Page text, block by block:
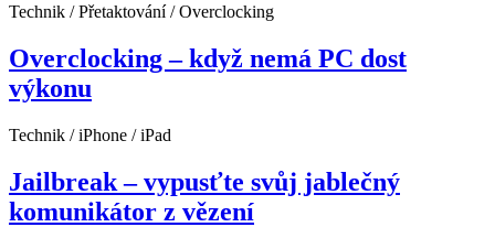
Technik / Přetaktování / Overclocking
Overclocking – když nemá PC dost
výkonu
Technik / iPhone / iPad
Jailbreak – vypusťte svůj jablečný
komunikátor z vězení